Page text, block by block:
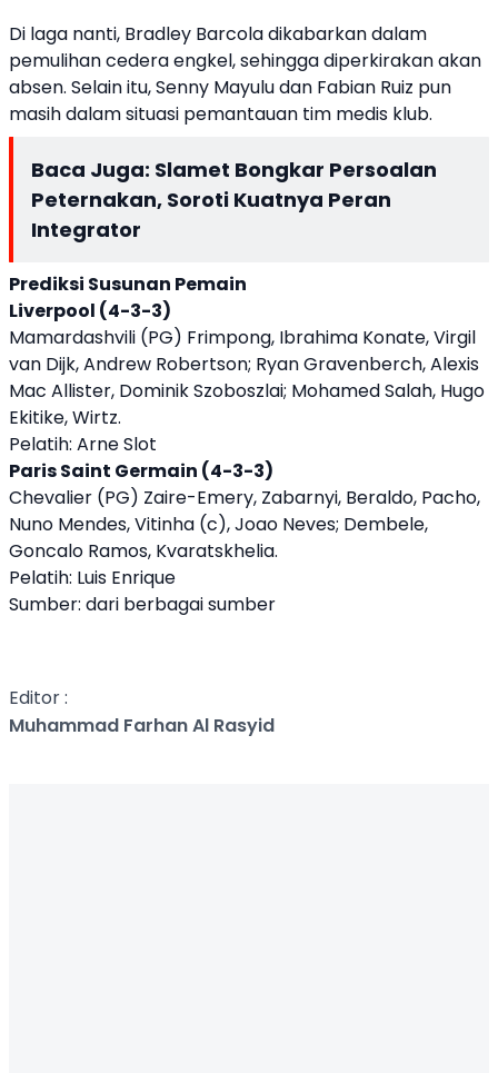
Di laga nanti, Bradley Barcola dikabarkan dalam
pemulihan cedera engkel, sehingga diperkirakan akan
absen. Selain itu, Senny Mayulu dan Fabian Ruiz pun
masih dalam situasi pemantauan tim medis klub.
Baca Juga: Slamet Bongkar Persoalan
Peternakan, Soroti Kuatnya Peran
Integrator
Prediksi Susunan Pemain
Liverpool (4-3-3)
Mamardashvili (PG) Frimpong, Ibrahima Konate, Virgil
van Dijk, Andrew Robertson; Ryan Gravenberch, Alexis
Mac Allister, Dominik Szoboszlai; Mohamed Salah, Hugo
Ekitike, Wirtz.
Pelatih: Arne Slot
Paris Saint Germain (4-3-3)
Chevalier (PG) Zaire-Emery, Zabarnyi, Beraldo, Pacho,
Nuno Mendes, Vitinha (c), Joao Neves; Dembele,
Goncalo Ramos, Kvaratskhelia.
Pelatih: Luis Enrique
Sumber: dari berbagai sumber
Editor :
Muhammad Farhan Al Rasyid